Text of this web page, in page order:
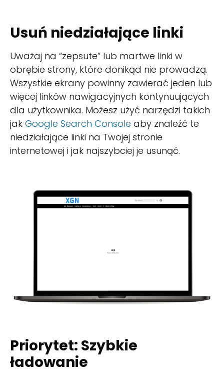
Usuń niedziałające linki
Uważaj na “zepsute” lub martwe linki w
obrębie strony, które donikąd nie prowadzą.
Wszystkie ekrany powinny zawierać jeden lub
więcej linków nawigacyjnych kontynuujących
dla użytkownika. Możesz użyć narzędzi takich
jak Google Search Console aby znaleźć te
niedziałające linki na Twojej stronie
internetowej i jak najszybciej je usunąć.
Priorytet: Szybkie
ładowanie